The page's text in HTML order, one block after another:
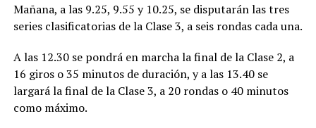
Mañana, a las 9.25, 9.55 y 10.25, se disputarán las tres
series clasificatorias de la Clase 3, a seis rondas cada una.
A las 12.30 se pondrá en marcha la final de la Clase 2, a
16 giros o 35 minutos de duración, y a las 13.40 se
largará la final de la Clase 3, a 20 rondas o 40 minutos
como máximo.